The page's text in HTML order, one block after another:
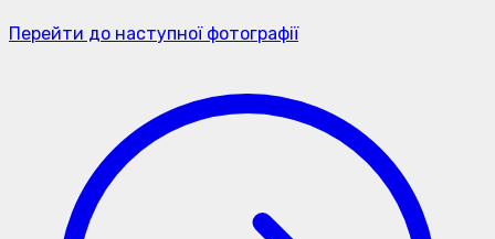
Перейти до наступної фотографії